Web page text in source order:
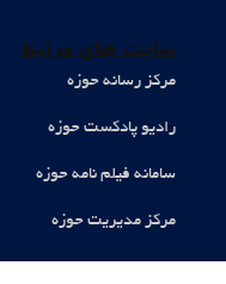
سایت های مرتبط
مرکز رسانه حوزه
رادیو پادکست حوزه
سامانه فیلم نامه حوزه
مرکز مدیریت حوزه